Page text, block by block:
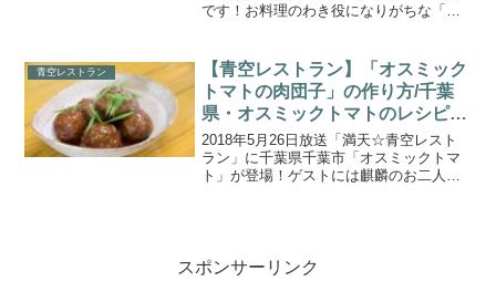
です！お料理のわき役になりがちな「パ
し、パセリを使った絶品！アイデア料理
の数々を堪能しまし...
青空レストラン
【青空レストラン】「オスミック
トマトの肉団子」の作り方/千葉
県・オスミックトマトのレシピ
（2018.5.26）
2018年5月26日放送「満天☆青空レスト
ラン」に千葉県千葉市「オスミックトマ
ト」が登場！ゲストには麒麟のお二人を
スポンサーリンク